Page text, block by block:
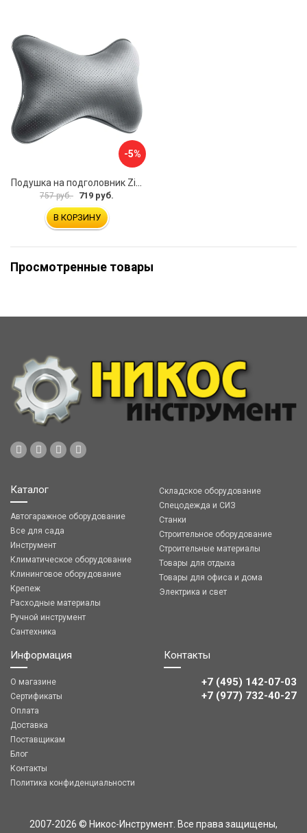
-5%
757 руб. 719 руб.
В КОРЗИНУ
Просмотренные товары
Каталог
Автогаражное оборудование
Все для сада
Инструмент
Климатическое оборудование
Клининговое оборудование
Крепеж
Расходные материалы
Ручной инструмент
Сантехника
Складское оборудование
Спецодежда и СИЗ
Станки
Строительное оборудование
Строительные материалы
Товары для отдыха
Товары для офиса и дома
Электрика и свет
Информация
О магазине
Сертификаты
Оплата
Доставка
Поставщикам
Блог
Контакты
Политика конфиденциальности
Контакты
+7 (495) 142-07-03
‎‎+7 (977) 732-40-27
2007-2026 © Никос-Инструмент. Все права защищены,